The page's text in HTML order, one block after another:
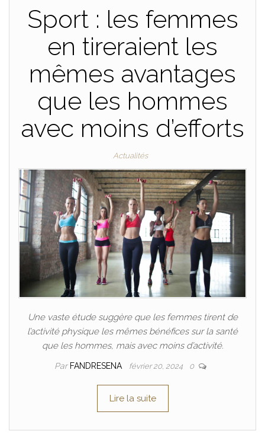
Sport : les femmes
en tireraient les
mêmes avantages
que les hommes
avec moins d’efforts
Actualités
Une vaste étude suggère que les femmes tirent de
l’activité physique les mêmes bénéfices sur la santé
que les hommes, mais avec moins d’activité.
Par FANDRESENA février 20, 2024 0
Lire la suite